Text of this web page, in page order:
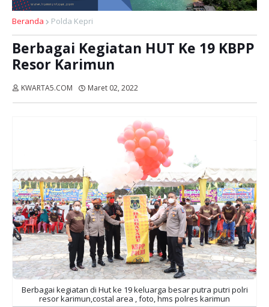
Beranda Polda Kepri
Berbagai Kegiatan HUT Ke 19 KBPP
Resor Karimun
KWARTA5.COM Maret 02, 2022
Berbagai kegiatan di Hut ke 19 keluarga besar putra putri polri
resor karimun,costal area , foto, hms polres karimun